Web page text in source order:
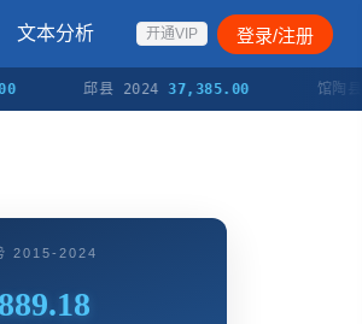
文本分析 开通VIP 登录/注册
邱县 2024 37,385.00 馆陶县
2015-2024